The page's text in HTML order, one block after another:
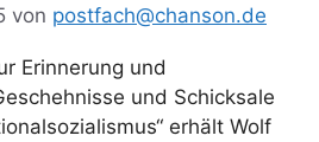
von postfach@chanson.de
Erinnerung und
und Schicksale
erhält Wolf